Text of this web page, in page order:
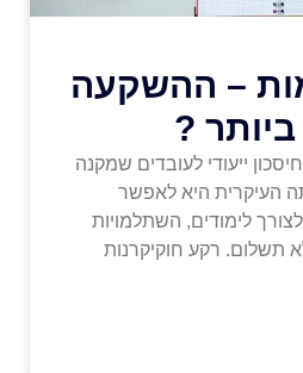
– ההשקעה
?
ייעודי לעובדים שמקנה
העיקרית היא לאפשר
לימודים, השתלמויות
תשלום. רקע חוקיקרנות